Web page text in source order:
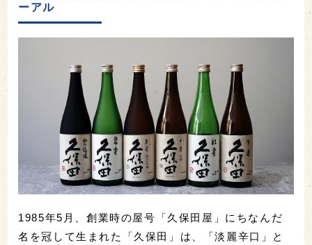
ーアル
1985年5月、創業時の屋号「久保田屋」にちなんだ
名を冠して生まれた「久保田」は、「淡麗辛口」と